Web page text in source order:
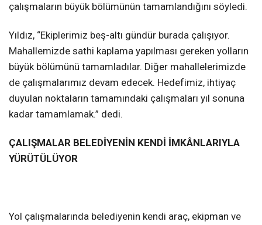
çalışmaların büyük bölümünün tamamlandığını söyledi.
Yıldız, “Ekiplerimiz beş-altı gündür burada çalışıyor.
Mahallemizde sathi kaplama yapılması gereken yolların
büyük bölümünü tamamladılar. Diğer mahallelerimizde
de çalışmalarımız devam edecek. Hedefimiz, ihtiyaç
duyulan noktaların tamamındaki çalışmaları yıl sonuna
kadar tamamlamak.” dedi.
ÇALIŞMALAR BELEDİYENİN KENDİ İMKÂNLARIYLA
YÜRÜTÜLÜYOR
Yol çalışmalarında belediyenin kendi araç, ekipman ve